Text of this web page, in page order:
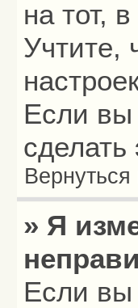
на тот,
Учтите,
Если вы
сделать
Вернуться
» Я
Если вы